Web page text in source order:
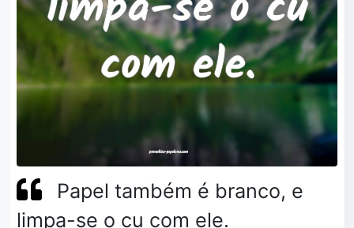
Papel também é branco, e
limpa-se o cu com ele.